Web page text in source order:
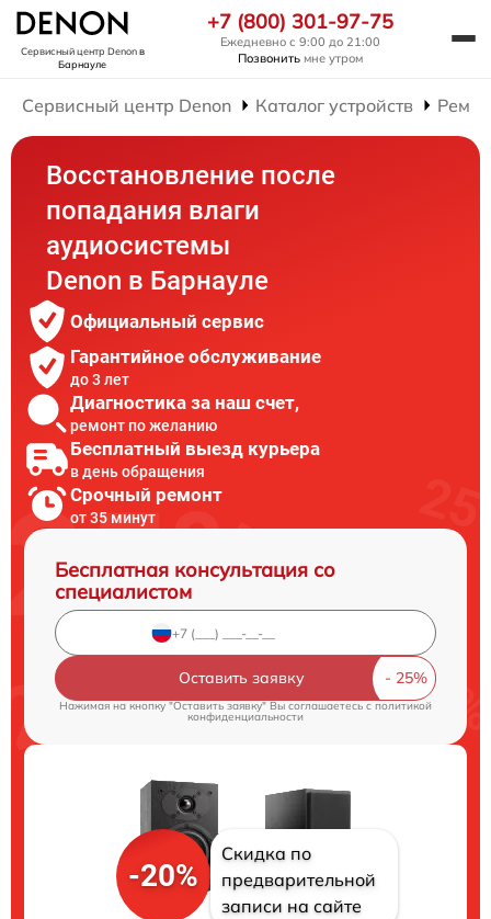
Сервисный центр Denonв
Барнауле
+7 (800) 301-97-75
Ежедневно с 9:00 до 21:00
Позвонить мне утром
Сервисный центр Denon Каталог устройств
Восстановление после
попадания влаги
аудиосистемы
Denon в Барнауле
Официальный сервис
Гарантийное обслуживание
до 3 лет
Диагностика за наш счет,
ремонт по желанию
Бесплатный выезд курьера
в день обращения
Срочный ремонт
от 35 минут
Бесплатная консультация со
специалистом
Оставить заявку
Нажимая на кнопку "Оставить заявку" Вы соглашаетесь c политикой
конфиденциальности
-20%
Скидка по
предварительной
записи на сайте